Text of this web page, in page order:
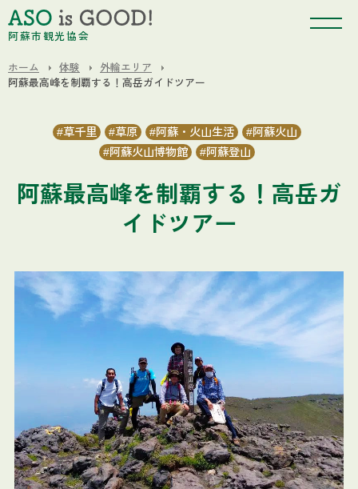
阿蘇市観光協会
ホーム 体験
外輪エリア
阿蘇最高峰を制覇する！高岳ガイドツアー
草千里 草原 阿蘇・火山生活
阿蘇火山
阿蘇火山博物館
阿蘇登山
阿蘇最高峰を制覇する！高岳ガ
イドツアー